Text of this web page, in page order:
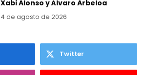
Xabi Alonso y Álvaro Arbeloa
4 de agosto de 2026
Twitter